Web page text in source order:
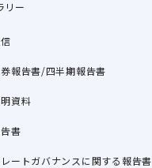
リー
報告書/四半期報告書
資料
書
ートガバナンスに関する報告書